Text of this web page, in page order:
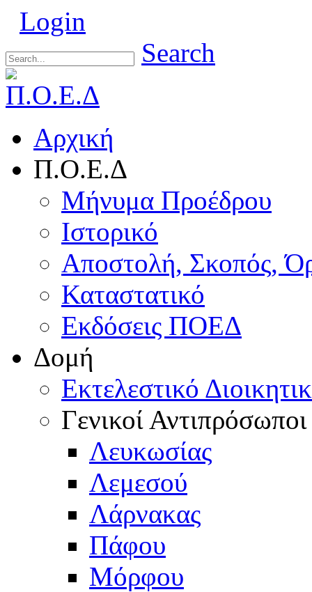
Login
Search
Αρχική
Π.Ο.Ε.Δ
Μήνυμα Προέδρου
Ιστορικό
Αποστολή, Σκοπός,
Καταστατικό
Εκδόσεις ΠΟΕΔ
Δομή
Εκτελεστικό
Γενικοί Αντιπρόσωποι
Λευκωσίας
Λεμεσού
Λάρνακας
Πάφου
Μόρφου